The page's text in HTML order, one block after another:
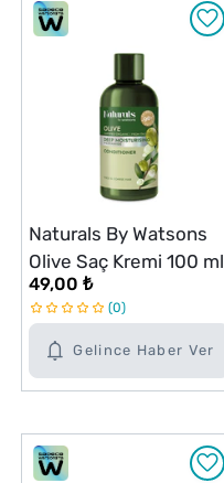
Gelince Haber Ver
Naturals By Watsons
Olive Saç Kremi 100 ml
49,00 ₺
0